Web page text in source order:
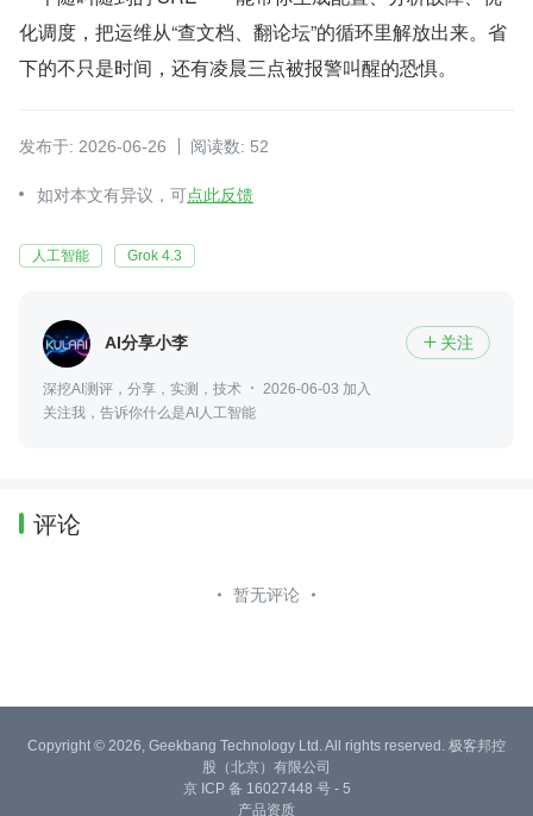
化调度，把运维从“查文档、翻论坛”的循环里解放出来。省
下的不只是时间，还有凌晨三点被报警叫醒的恐惧。
发布于: 2026-06-26 阅读数: 52
如对本文有异议，可点此反馈
人工智能 Grok 4.3
AI分享小李  关注
深挖AI测评，分享，实测，技术
2026-06-03 加入
关注我，告诉你什么是AI人工智能
评论
暂无评论
Copyright © 2026, Geekbang Technology Ltd. All rights reserved. 极客邦控
股（北京）有限公司
京 ICP 备 16027448 号 - 5
产品资质